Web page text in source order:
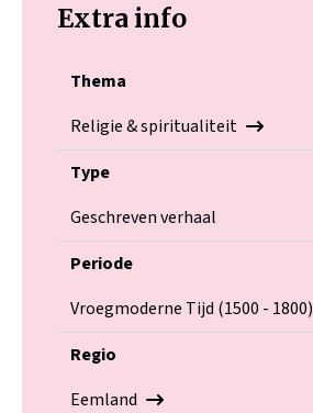
Extra info
Thema
Religie & spiritualiteit
Type
Geschreven verhaal
Periode
Vroegmoderne Tijd (1500 - 1800)
Regio
Eemland